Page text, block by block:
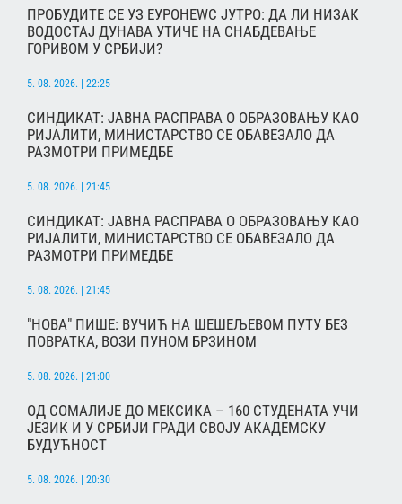
ПРОБУДИТЕ СЕ УЗ ЕУРОНЕWС ЈУТРО: ДА ЛИ НИЗАК
ВОДОСТАЈ ДУНАВА УТИЧЕ НА СНАБДЕВАЊЕ
ГОРИВОМ У СРБИЈИ?
5. 08. 2026. | 22:25
СИНДИКАТ: ЈАВНА РАСПРАВА О ОБРАЗОВАЊУ КАО
РИЈАЛИТИ, МИНИСТАРСТВО СЕ ОБАВЕЗАЛО ДА
РАЗМОТРИ ПРИМЕДБЕ
5. 08. 2026. | 21:45
СИНДИКАТ: ЈАВНА РАСПРАВА О ОБРАЗОВАЊУ КАО
РИЈАЛИТИ, МИНИСТАРСТВО СЕ ОБАВЕЗАЛО ДА
РАЗМОТРИ ПРИМЕДБЕ
5. 08. 2026. | 21:45
"НОВА" ПИШЕ: ВУЧИЋ НА ШЕШЕЉЕВОМ ПУТУ БЕЗ
ПОВРАТКА, ВОЗИ ПУНОМ БРЗИНОМ
5. 08. 2026. | 21:00
ОД СОМАЛИЈЕ ДО МЕКСИКА – 160 СТУДЕНАТА УЧИ
ЈЕЗИК И У СРБИЈИ ГРАДИ СВОЈУ АКАДЕМСКУ
БУДУЋНОСТ
5. 08. 2026. | 20:30